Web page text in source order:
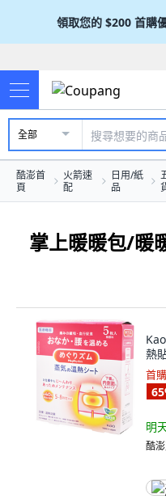
領取您的 $200 首購
全部
酷澎首
頁
火箭速
配
日用/紙
品
掌上暖暖包/暖
熱
首
65
明
酷